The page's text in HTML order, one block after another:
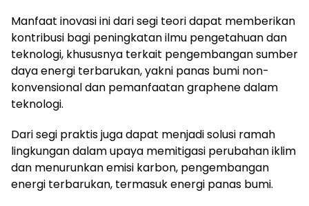
Manfaat inovasi ini dari segi teori dapat memberikan
kontribusi bagi peningkatan ilmu pengetahuan dan
teknologi, khususnya terkait pengembangan sumber
daya energi terbarukan, yakni panas bumi non-
konvensional dan pemanfaatan graphene dalam
teknologi.
Dari segi praktis juga dapat menjadi solusi ramah
lingkungan dalam upaya memitigasi perubahan iklim
dan menurunkan emisi karbon, pengembangan
energi terbarukan, termasuk energi panas bumi.